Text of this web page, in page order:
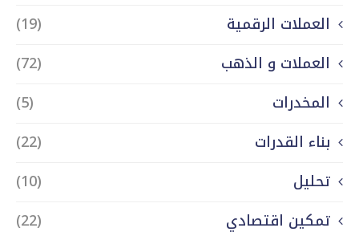
العملات الرقمية
(19)
العملات و الذهب
(72)
المخدرات
(5)
بناء القدرات
(22)
تحليل
(10)
تمكين اقتصادي
(22)